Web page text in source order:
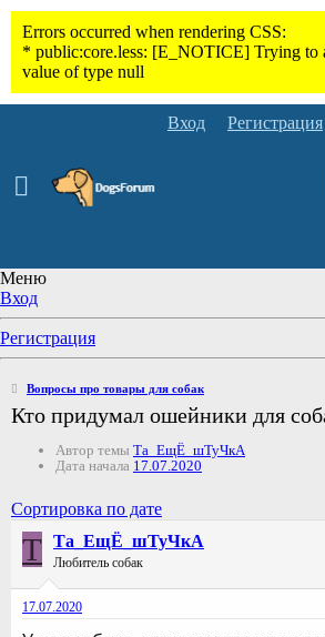
Вход Регистрация
Меню
Вход
Регистрация
Вопросы про товары для собак
Кто придумал ошейники для
Автор темы Та_ЕщЁ_шТуЧкА
Дата начала 17.07.2020
Сортировка по дате
Т Та_ЕщЁ_шТуЧкА
Любитель собак
17.07.2020